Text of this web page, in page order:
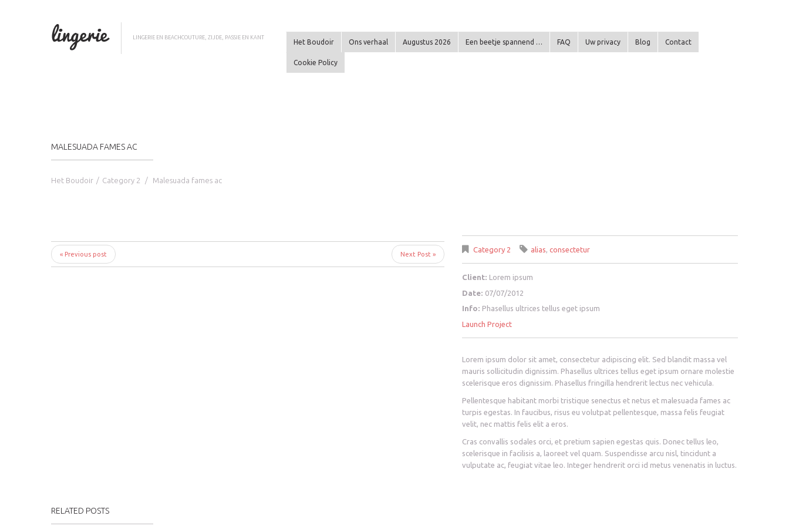
LINGERIE EN BEACHCOUTURE, ZIJDE, PASSIE EN KANT
Het Boudoir Ons verhaal Augustus 2026 Een beetje spannend … FAQ Uw privacy Blog Contact
Cookie Policy
MALESUADA FAMES AC
Het Boudoir Category 2 Malesuada fames ac
« Previous post Next Post »
Category 2 alias, consectetur
Client: Lorem ipsum
Date: 07/07/2012
Info: Phasellus ultrices tellus eget ipsum
Launch Project
Lorem ipsum dolor sit amet, consectetur adipiscing elit. Sed blandit massa vel
mauris sollicitudin dignissim. Phasellus ultrices tellus eget ipsum ornare molestie
scelerisque eros dignissim. Phasellus fringilla hendrerit lectus nec vehicula.
Pellentesque habitant morbi tristique senectus et netus et malesuada fames ac
turpis egestas. In faucibus, risus eu volutpat pellentesque, massa felis feugiat
velit, nec mattis felis elit a eros.
Cras convallis sodales orci, et pretium sapien egestas quis. Donec tellus leo,
scelerisque in facilisis a, laoreet vel quam. Suspendisse arcu nisl, tincidunt a
vulputate ac, feugiat vitae leo. Integer hendrerit orci id metus venenatis in luctus.
RELATED POSTS